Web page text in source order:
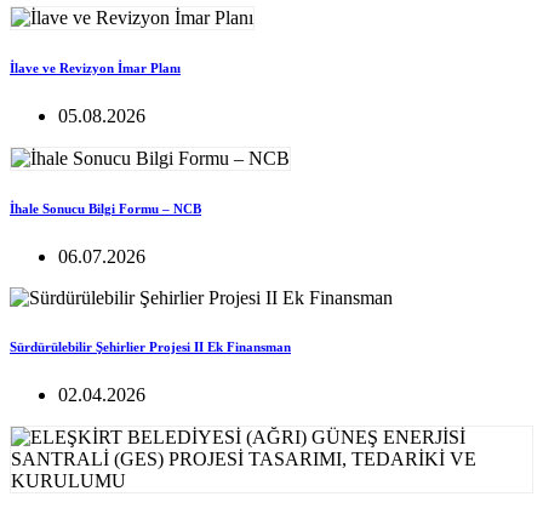
İlave ve Revizyon İmar Planı
05.08.2026
İhale Sonucu Bilgi Formu – NCB
06.07.2026
Sürdürülebilir Şehirlier Projesi II Ek Finansman
02.04.2026